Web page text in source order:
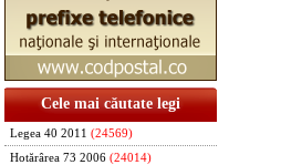
Cele mai căutate legi
Legea 40 2011 (24569)
Hotărârea 73 2006 (24014)